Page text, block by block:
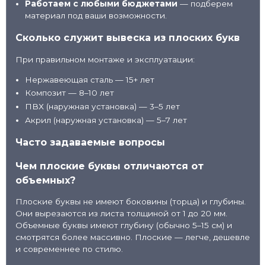
Работаем с любыми бюджетами — подберем
материал под ваши возможности.
Сколько служит вывеска из плоских букв
При правильном монтаже и эксплуатации:
Нержавеющая сталь — 15+ лет
Композит — 8–10 лет
ПВХ (наружная установка) — 3–5 лет
Акрил (наружная установка) — 5–7 лет
Часто задаваемые вопросы
Чем плоские буквы отличаются от
объемных?
Плоские буквы не имеют боковины (торца) и глубины.
Они вырезаются из листа толщиной от 1 до 20 мм.
Объемные буквы имеют глубину (обычно 5–15 см) и
смотрятся более массивно. Плоские — легче, дешевле
и современнее по стилю.